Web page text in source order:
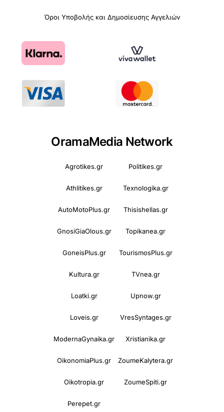
Όροι Υποβολής και Δημοσίευσης Αγγελιών
OramaMedia Network
Agrotikes.gr Politikes.gr
Athlitikes.gr Texnologika.gr
AutoMotoPlus.gr Thisishellas.gr
GnosiGiaOlous.gr Topikanea.gr
GoneisPlus.gr TourismosPlus.gr
Kultura.gr TVnea.gr
Loatki.gr Upnow.gr
Loveis.gr VresSyntages.gr
ModernaGynaika.gr Xristianika.gr
OikonomiaPlus.gr ZoumeKalytera.gr
Oikotropia.gr ZoumeSpiti.gr
Perepet.gr